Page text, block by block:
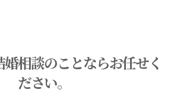
相談のことならお任せく
ださい。